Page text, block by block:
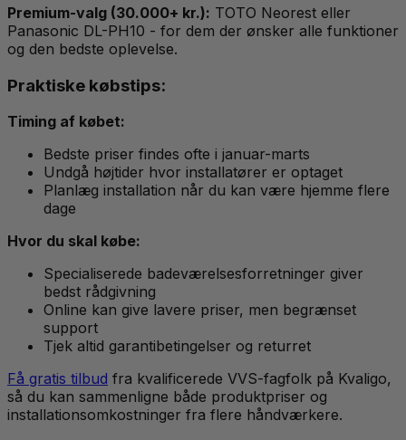
Premium-valg (30.000+ kr.): TOTO Neorest eller
Panasonic DL-PH10 - for dem der ønsker alle funktioner
og den bedste oplevelse.
Praktiske købstips:
Timing af købet:
Bedste priser findes ofte i januar-marts
Undgå højtider hvor installatører er optaget
Planlæg installation når du kan være hjemme flere
dage
Hvor du skal købe:
Specialiserede badeværelsesforretninger giver
bedst rådgivning
Online kan give lavere priser, men begrænset
support
Tjek altid garantibetingelser og returret
Få gratis tilbud fra kvalificerede VVS-fagfolk på Kvaligo,
så du kan sammenligne både produktpriser og
installationsomkostninger fra flere håndværkere.